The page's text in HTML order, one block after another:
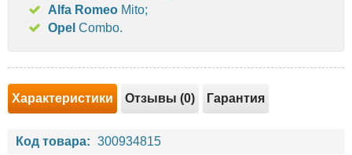
Alfa Romeo Mito;
Opel Combo.
Характеристики Отзывы (0) Гарантия
Код товара: 300934815